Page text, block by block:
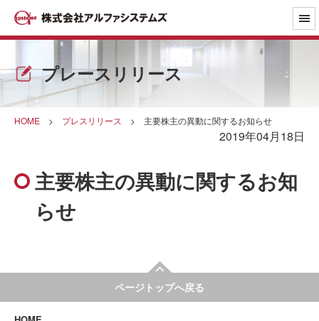
プレースリリース
HOME > プレスリリース > 主要株主の異動に関するお知らせ
2019年04月18日
主要株主の異動に関するお知
らせ
ページトップへ戻る